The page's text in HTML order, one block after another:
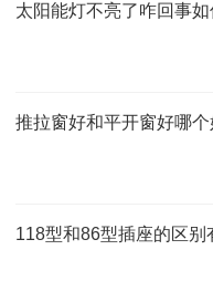
太阳能灯不亮了咋回事
推拉窗好和平开窗好哪
118型和86型插座的区别